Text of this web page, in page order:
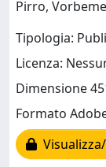
Pirro,
Tipologia:
Licenza:
Dimensione
Formato